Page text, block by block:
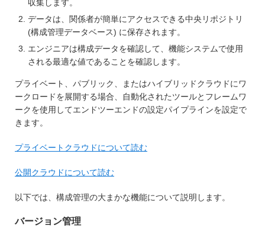
収集します。
データは、関係者が簡単にアクセスできる中央リポジトリ
(構成管理データベース) に保存されます。
エンジニアは構成データを確認して、機能システムで使用
される最適な値であることを確認します。
プライベート、パブリック、またはハイブリッドクラウドにワ
ークロードを展開する場合、自動化されたツールとフレームワ
ークを使用してエンドツーエンドの設定パイプラインを設定で
きます。
プライベートクラウドについて読む
公開クラウドについて読む
以下では、構成管理の大まかな機能について説明します。
バージョン管理